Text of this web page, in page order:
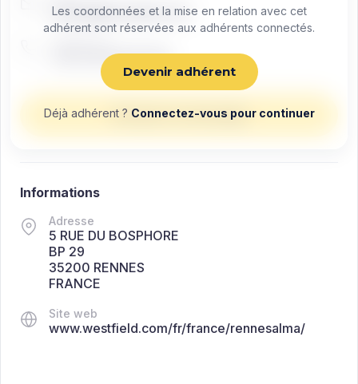
contact@exemple.com
+33 0 00 00 00 00
Envoyer un message
Les coordonnées et la mise en relation avec cet
adhérent sont réservées aux adhérents connectés.
Devenir adhérent
Déjà adhérent ? Connectez-vous pour continuer
Informations
Adresse
5 RUE DU BOSPHORE
BP 29
35200 RENNES
FRANCE
Site web
www.westfield.com/fr/france/rennesalma/